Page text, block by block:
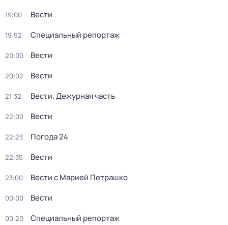
19:00 Вести
19:52 Специальный репортаж
20:00 Вести
20:02 Вести
21:32 Вести. Дежурная часть
22:00 Вести
22:23 Погода 24
22:35 Вести
23:00 Вести с Марией Петрашко
00:00 Вести
00:20 Специальный репортаж